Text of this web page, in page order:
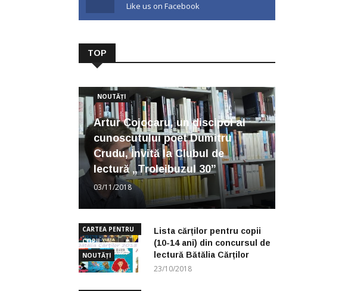
Like us on Facebook
TOP
NOUTĂȚI
Artur Cojocaru, un discipol al
cunoscutului poet Dumitru
Crudu, invită la Clubul de
lectură „Troleibuzul 30”
03/11/2018
CARTEA PENTRU
COPII
NOUTĂȚI
Lista cărților pentru copii
(10-14 ani) din concursul de
lectură Bătălia Cărților
23/10/2018